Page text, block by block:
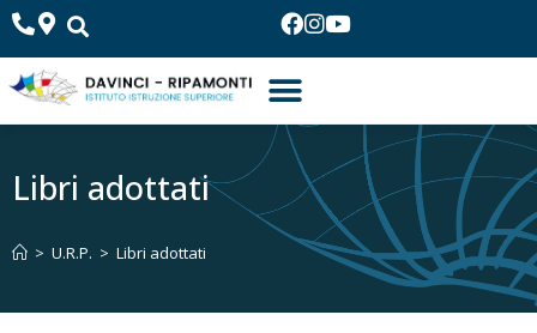
Libri adottati
> U.R.P. > Libri adottati